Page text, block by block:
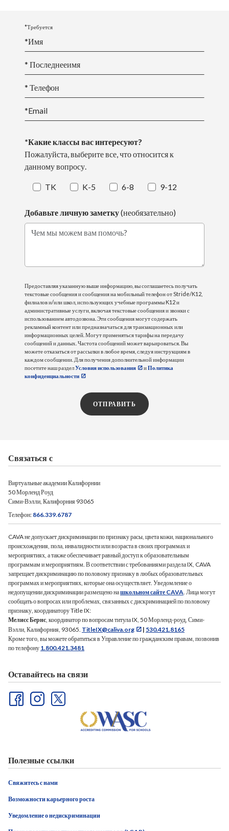
*Требуется
*Имя
* Последнееимя
* Телефон
*Email
*Какие классы вас интересуют?
Пожалуйста, выберите все, что относится к
данному вопросу.
TK K-5 6-8 9-12
Добавьте личную заметку(необязательно)
Чем мы можем вам помочь?
Предоставляя указанную выше информацию, вы соглашаетесь получать
текстовые сообщения и сообщения на мобильный телефон от Stride/K12,
филиалов и/или школ, использующих учебные программы K12 и
административные услуги, включая текстовые сообщения и звонки с
использованием автодозвона. Эти сообщения могут содержать
рекламный контент или предназначаться для транзакционных или
информационных целей. Могут применяться тарифы на передачу
сообщений и данных. Частота сообщений может варьироваться. Вы
можете отказаться от рассылки в любое время, следуя инструкциям в
каждом сообщении. Для получения дополнительной информации
посетите наш разделУсловия использования иПолитика
конфиденциальности
ОТПРАВИТЬ
Связаться с
Виртуальные академии Калифорнии
50 Морленд Роуд
Сими-Вэлли, Калифорния 93065
Телефон: 866.339.6787
CAVA не допускает дискриминации по признаку расы, цвета кожи, национального
происхождения, пола, инвалидности или возраста в своих программах и
мероприятиях, а также обеспечивает равный доступ к образовательным
программам и мероприятиям. В соответствии с требованиями раздела IX, CAVA
запрещает дискриминацию по половому признаку в любых образовательных
программах и мероприятиях, которые она осуществляет. Уведомление о
недопущении дискриминации размещено нашкольном сайте CAVA. Лица могут
сообщать о вопросах или проблемах, связанных с дискриминацией по половому
признаку, координатору Title IX:
Мелисс Бернс, координатор по вопросам титула IX, 50 Морленд-роуд, Сими-
Вэлли, Калифорния, 93065. TitleIX@caliva.org | 530.421.8165
Кроме того, вы можете обратиться в Управление по гражданским правам, позвонив
по телефону 1.800.421.3481
Оставайтесь на связи
Полезные ссылки
Свяжитесь с нами
Возможности карьерного роста
Уведомление о недискриминации